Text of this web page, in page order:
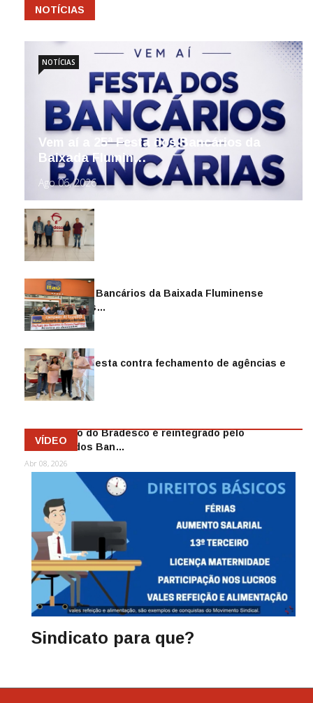
NOTÍCIAS
Vem aí a 25ª Festa dos Bancários da
Baixada Flumin…
Ago 06, 2026
NOTÍCIAS
Sindicato dos Bancários da Baixada Fluminense
reintegra mais…
Jul 14, 2026
Sindicato protesta contra fechamento de agências e
as demiss…
Mai 13, 2026
Funcionário do Bradesco é reintegrado pelo
Sindicato dos Ban…
Abr 08, 2026
VÍDEO
Sindicato para que?